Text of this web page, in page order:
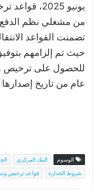
يونيو
من مشغلي نظم
تضمنت القواعد
حيث تم إلزامهم
للحصول على ترخيص
عام من تاريخ إصدارها
الوسوم البنك المركزي
شروط الجدارة
قواعد ترخيص